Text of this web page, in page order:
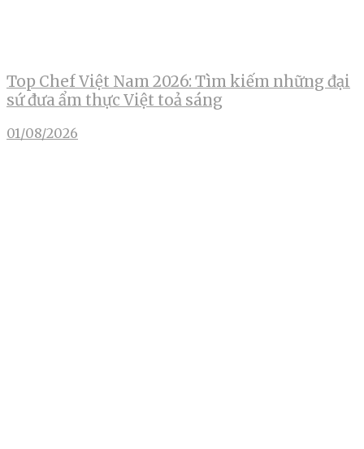
Top Chef Việt Nam 2026: Tìm kiếm những đại
sứ đưa ẩm thực Việt toả sáng
01/08/2026